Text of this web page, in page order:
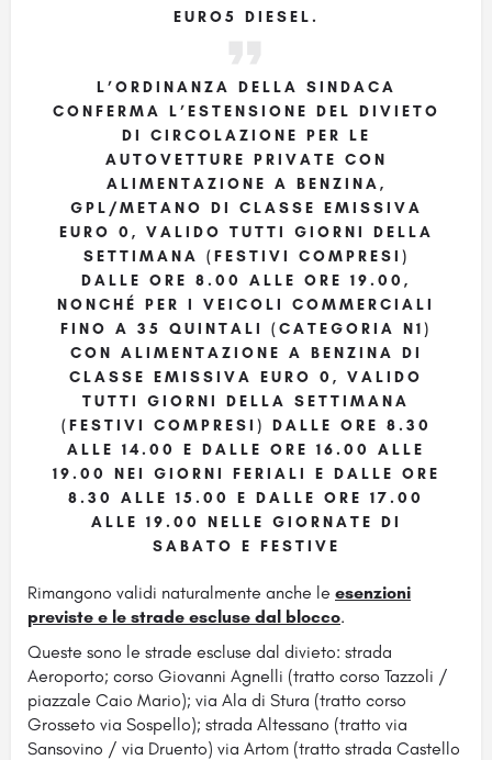
EURO5 DIESEL.
L’ORDINANZA DELLA SINDACA
CONFERMA L’ESTENSIONE DEL DIVIETO
DI CIRCOLAZIONE PER LE
AUTOVETTURE PRIVATE CON
ALIMENTAZIONE A BENZINA,
GPL/METANO DI CLASSE EMISSIVA
EURO 0, VALIDO TUTTI GIORNI DELLA
SETTIMANA (FESTIVI COMPRESI)
DALLE ORE 8.00 ALLE ORE 19.00,
NONCHÉ PER I VEICOLI COMMERCIALI
FINO A 35 QUINTALI (CATEGORIA N1)
CON ALIMENTAZIONE A BENZINA DI
CLASSE EMISSIVA EURO 0, VALIDO
TUTTI GIORNI DELLA SETTIMANA
(FESTIVI COMPRESI) DALLE ORE 8.30
ALLE 14.00 E DALLE ORE 16.00 ALLE
19.00 NEI GIORNI FERIALI E DALLE ORE
8.30 ALLE 15.00 E DALLE ORE 17.00
ALLE 19.00 NELLE GIORNATE DI
SABATO E FESTIVE
Rimangono validi naturalmente anche le esenzioni
previste e le strade escluse dal blocco.
Queste sono le strade escluse dal divieto: strada
Aeroporto; corso Giovanni Agnelli (tratto corso Tazzoli /
piazzale Caio Mario); via Ala di Stura (tratto corso
Grosseto via Sospello); strada Altessano (tratto via
Sansovino / via Druento) via Artom (tratto strada Castello